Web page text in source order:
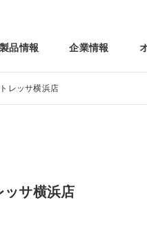
製品情報 企業情報
レッサ横浜店
ッサ横浜店